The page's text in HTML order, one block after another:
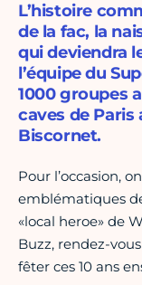
L’histoire
de la fac, la
qui deviendra
l’équipe du
1000 groupes
caves de Paris
Biscornet.
Pour l’occasion,
emblématiques
«local heroe» de
Buzz, rendez-
fêter ces 10 ans